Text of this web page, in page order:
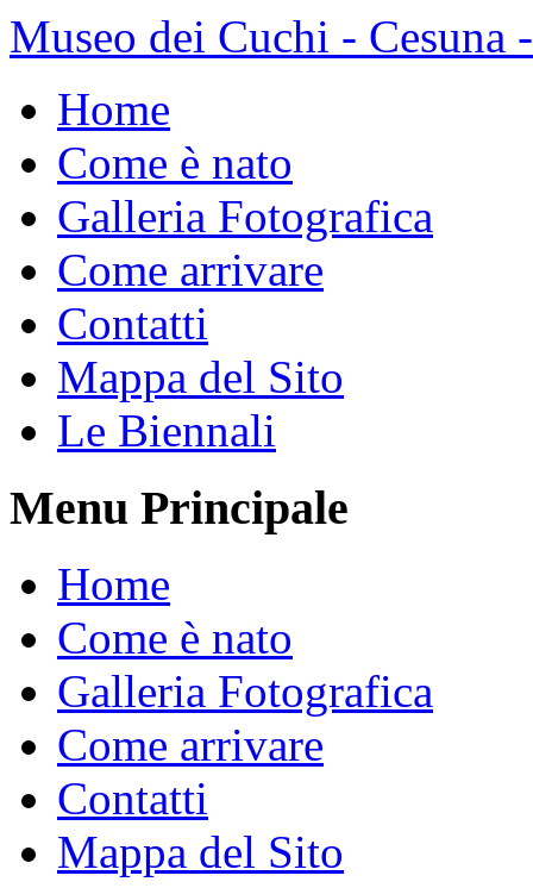
Museo dei Cuchi -
Home
Come è nato
Galleria Fotografica
Come arrivare
Contatti
Mappa del Sito
Le Biennali
Menu Principale
Home
Come è nato
Galleria Fotografica
Come arrivare
Contatti
Mappa del Sito